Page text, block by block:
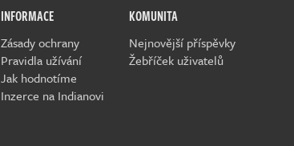
INFORMACE
Zásady ochrany
Pravidla užívání
Jak hodnotíme
Inzerce na Indianovi
KOMUNITA
Nejnovější příspěvky
Žebříček uživatelů